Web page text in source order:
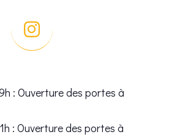
: Ouverture des portes à
: Ouverture des portes à